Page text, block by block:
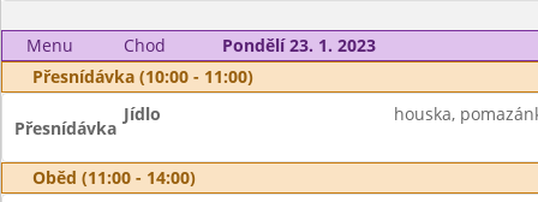
Menu Chod
Pondělí 23. 1. 2023
Přesnídávka (10:00 - 11:00)
Přesnídávka
Jídlo houska,
Oběd (11:00 - 14:00)